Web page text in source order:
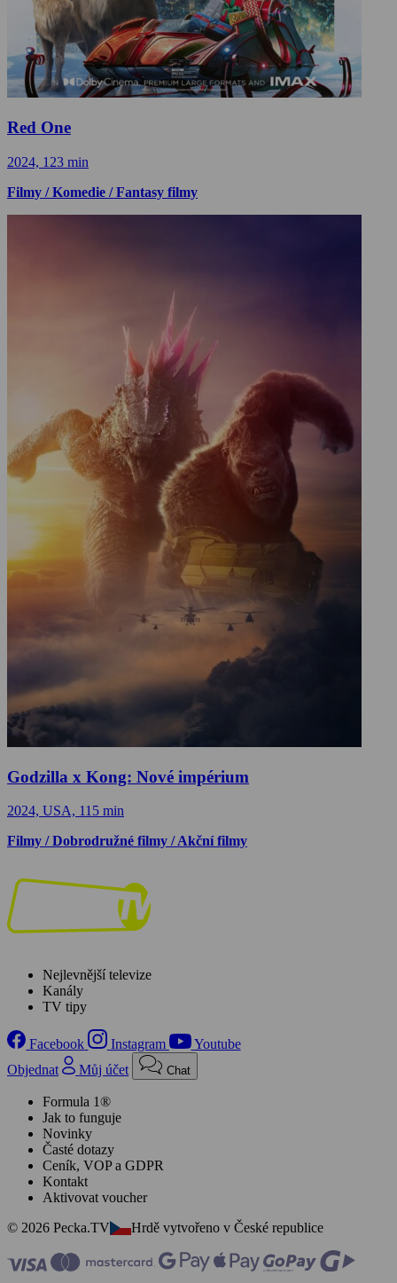
Red One
2024, 123 min
Filmy / Komedie / Fantasy filmy
Godzilla x Kong: Nové impérium
2024, USA, 115 min
Filmy / Dobrodružné filmy / Akční filmy
Nejlevnější televize
Kanály
TV tipy
Facebook Instagram
Youtube
Objednat
Můj účet Chat
Formula 1®
Jak to funguje
Novinky
Časté dotazy
Ceník, VOP a GDPR
Kontakt
Aktivovat voucher
© 2026 Pecka.TV
Hrdě vytvořeno v České republice